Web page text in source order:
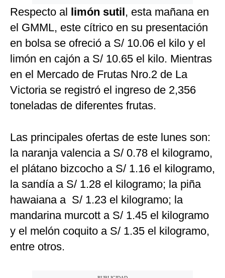
Respecto al limón sutil, esta mañana en
el GMML, este cítrico en su presentación
en bolsa se ofreció a S/ 10.06 el kilo y el
limón en cajón a S/ 10.65 el kilo. Mientras
en el Mercado de Frutas Nro.2 de La
Victoria se registró el ingreso de 2,356
toneladas de diferentes frutas.
Las principales ofertas de este lunes son:
la naranja valencia a S/ 0.78 el kilogramo,
el plátano bizcocho a S/ 1.16 el kilogramo,
la sandía a S/ 1.28 el kilogramo; la piña
hawaiana a S/ 1.23 el kilogramo; la
mandarina murcott a S/ 1.45 el kilogramo
y el melón coquito a S/ 1.35 el kilogramo,
entre otros.